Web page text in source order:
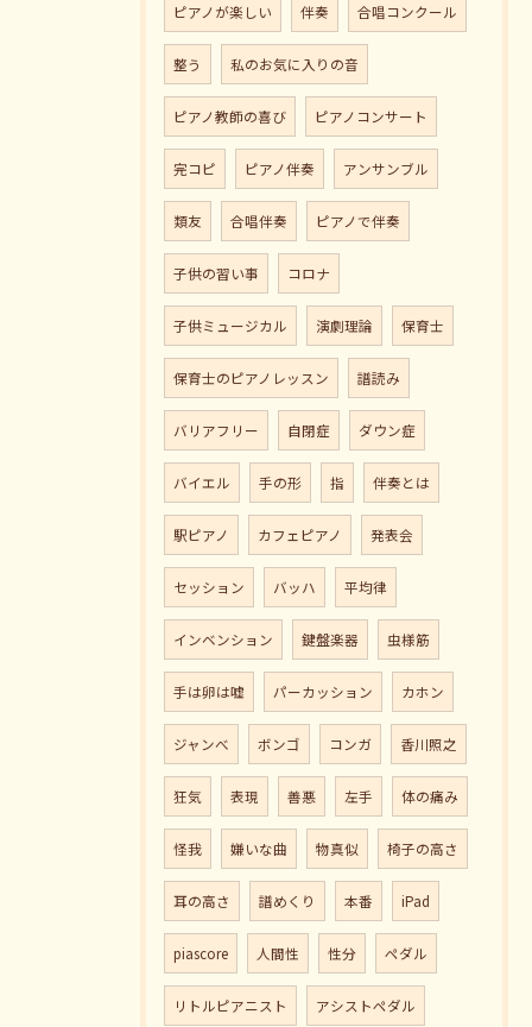
ピアノが楽しい 伴奏 合唱コンクール
整う 私のお気に入りの音
ピアノ教師の喜び ピアノコンサート
完コピ ピアノ伴奏 アンサンブル
類友 合唱伴奏 ピアノで伴奏
子供の習い事 コロナ
子供ミュージカル 演劇理論 保育士
保育士のピアノレッスン 譜読み
バリアフリー 自閉症 ダウン症
バイエル 手の形 指 伴奏とは
駅ピアノ カフェピアノ 発表会
セッション バッハ 平均律
インベンション 鍵盤楽器 虫様筋
手は卵は嘘 パーカッション カホン
ジャンべ ボンゴ コンガ 香川照之
狂気 表現 善悪 左手 体の痛み
怪我 嫌いな曲 物真似 椅子の高さ
耳の高さ 譜めくり 本番 iPad
piascore 人間性 性分 ペダル
リトルピアニスト アシストペダル